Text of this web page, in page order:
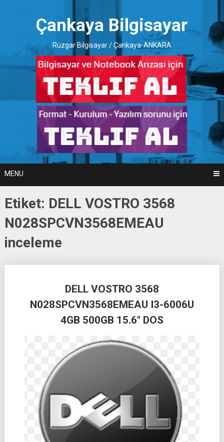
Çankaya Bilgisayar
Rüzgar Bilgisayar / Çankaya-ANKARA
MENU
Etiket: DELL VOSTRO 3568
N028SPCVN3568EMEAU
inceleme
DELL VOSTRO 3568
N028SPCVN3568EMEAU I3-6006U
4GB 500GB 15.6″ DOS